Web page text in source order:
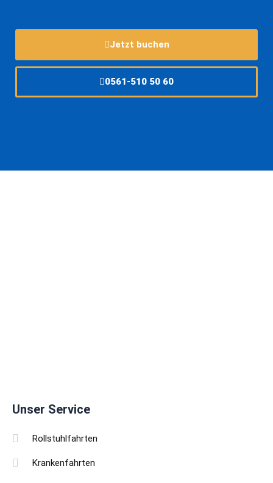
Jetzt buchen
0561-510 50 60
Unser Service
Rollstuhlfahrten
Krankenfahrten